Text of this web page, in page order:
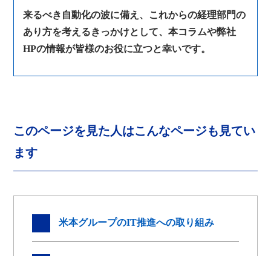
来るべき自動化の波に備え、これからの経理部門の
あり方を考えるきっかけとして、本コラムや弊社
HPの情報が皆様のお役に立つと幸いです。
このページを見た人はこんなページも見てい
ます
米本グループのIT推進への取り組み